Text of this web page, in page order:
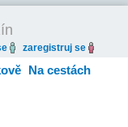
zaregistruj se
Na cestách